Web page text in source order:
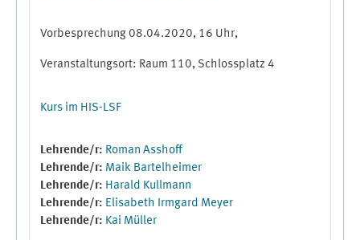
Vorbesprechung 08.04.2020, 16 Uhr,
Veranstaltungsort: Raum 110, Schlossplatz 4
Kurs im HIS-LSF
Lehrende/r: Roman Asshoff
Lehrende/r: Maik Bartelheimer
Lehrende/r: Harald Kullmann
Lehrende/r: Elisabeth Irmgard Meyer
Lehrende/r: Kai Müller